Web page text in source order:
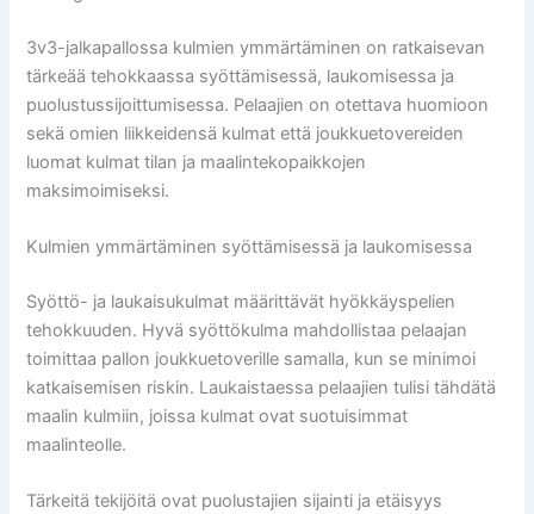
3v3-jalkapallossa kulmien ymmärtäminen on ratkaisevan
tärkeää tehokkaassa syöttämisessä, laukomisessa ja
puolustussijoittumisessa. Pelaajien on otettava huomioon
sekä omien liikkeidensä kulmat että joukkuetovereiden
luomat kulmat tilan ja maalintekopaikkojen
maksimoimiseksi.
Kulmien ymmärtäminen syöttämisessä ja laukomisessa
Syöttö- ja laukaisukulmat määrittävät hyökkäyspelien
tehokkuuden. Hyvä syöttökulma mahdollistaa pelaajan
toimittaa pallon joukkuetoverille samalla, kun se minimoi
katkaisemisen riskin. Laukaistaessa pelaajien tulisi tähdätä
maalin kulmiin, joissa kulmat ovat suotuisimmat
maalinteolle.
Tärkeitä tekijöitä ovat puolustajien sijainti ja etäisyys